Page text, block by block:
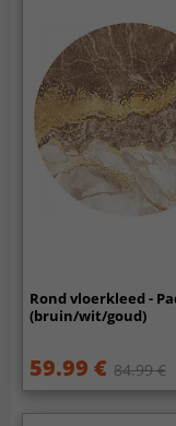
Rond vloerkleed -
(bruin/wit/goud)
59.99 € 84.99 €